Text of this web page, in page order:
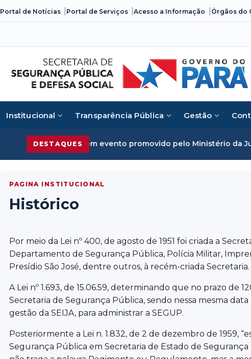
Portal de Notícias Portal de Serviços Acesso a Informação Órgãos do
Institucional Transparência Pública Gestão
DESTAQUES
organizado em evento promovido pelo Ministério da Justiça
PAGINA INSTITUCIONAL
Histórico
Por meio da Lei nº 400, de agosto de 1951 foi criada a
Departamento de Segurança Pública, Polícia Militar,
Presídio São José, dentre outros, à recém-criada Secretaria.
A Lei nº 1.693, de 15.06.59, determinando que no prazo
Secretaria de Segurança Pública, sendo nessa mesma
gestão da SEIJA, para administrar a SEGUP.
Posteriormente a Lei n. 1.832, de 2 de dezembro de 1959,
Segurança Pública em Secretaria de Estado de Segurança